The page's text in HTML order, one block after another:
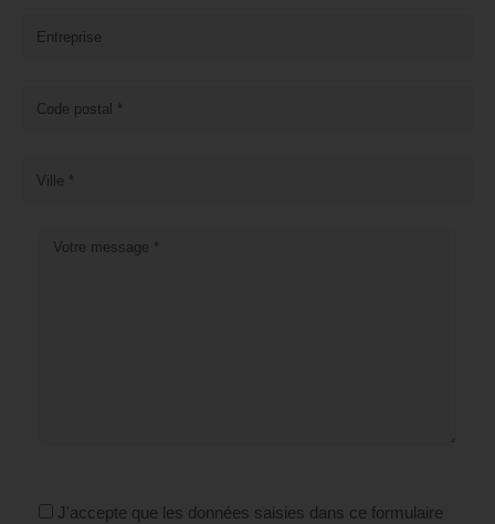
J'accepte que les données saisies dans ce formulaire